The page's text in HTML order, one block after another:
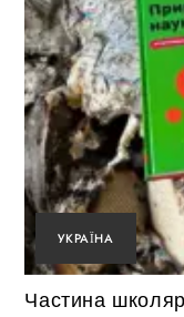
УКРАЇНА
Частина